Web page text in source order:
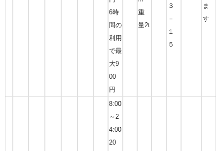
6時
間の
利用
で最
大9
00
円
重
量2t
３
－
１
５
ま
す
8:00
～2
4:00
20